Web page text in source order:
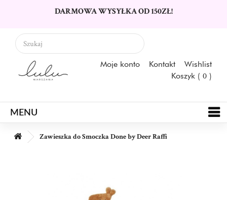
DARMOWA WYSYŁKA OD 150ZŁ!
Moje konto Kontakt
Wishlist
Koszyk ( 0)
MENU
Zawieszka do Smoczka Done by Deer Raffi